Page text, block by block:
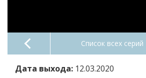
Список всех серий
Дата выхода: 12.03.2020